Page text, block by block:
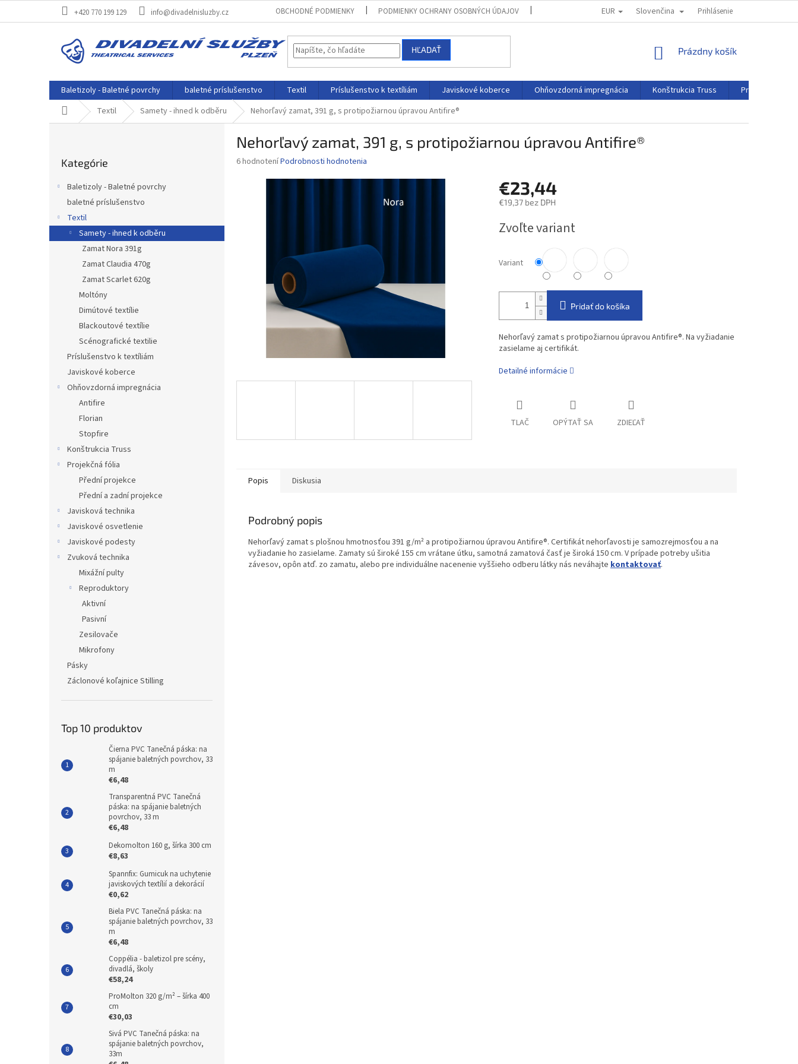
+420 770 199 129 info@divadelnisluzby.cz OBCHODNÉ PODMIENKY PODMIENKY OCHRANY OSOBNÝCH ÚDAJOV REKLAMAČNÝ PORIADOK
EUR Slovenčina Prihlásenie
HĽADAŤ
NÁKUPNÝ
Prázdny košík
Baletizoly - Baletné povrchy baletné príslušenstvo Textil Príslušenstvo k textíliám Javiskové koberce Ohňovzdorná impregnácia Konštrukcia Truss
Projekčná fólia
Domov Textil Samety - ihned k odběru Nehorľavý zamat, 391 g, s protipožiarnou úpravou Antifire®
kategórie
Kategórie
Baletizoly - Baletné povrchy
baletné príslušenstvo
Textil
Samety - ihned k odběru
Zamat Nora 391g
Zamat Claudia 470g
Zamat Scarlet 620g
Moltóny
Dimútové textílie
Blackoutové textílie
Scénografické textilie
Príslušenstvo k textíliám
Javiskové koberce
Ohňovzdorná impregnácia
Antifire
Florian
Stopfire
Konštrukcia Truss
Projekčná fólia
Přední projekce
Přední a zadní projekce
Javisková technika
Javiskové osvetlenie
Javiskové podesty
Zvuková technika
Mixážní pulty
Reproduktory
Aktivní
Pasivní
Zesilovače
Mikrofony
Pásky
Záclonové koľajnice Stilling
Top 10 produktov
Čierna PVC Tanečná páska: na
spájanie baletných povrchov, 33
m
€6,48
Transparentná PVC Tanečná
páska: na spájanie baletných
povrchov, 33 m
€6,48
Dekomolton 160 g, šírka 300 cm
€8,63
Spannfix: Gumicuk na uchytenie
javiskových textílií a dekorácií
€0,62
Biela PVC Tanečná páska: na
spájanie baletných povrchov, 33
m
€6,48
Coppélia - baletizol pre scény,
divadlá, školy
€58,24
ProMolton 320 g/m² – šírka 400
cm
€30,03
Sivá PVC Tanečná páska: na
spájanie baletných povrchov,
33m
Nehorľavý zamat, 391 g, s protipožiarnou úpravou Antifire®
Priemerné
6 hodnoteníPodrobnosti hodnotenia
€23,44
€19,37 bez DPH
cena:
Zvoľte variant
Variant
Pridať do košíka
Nehorľavý zamat s protipožiarnou úpravou Antifire®. Na vyžiadanie
zasielame aj certifikát.
Detailné informácie
TLAČ OPÝTAŤ SA ZDIEĽAŤ
Popis Diskusia
Podrobný popis
Nehorľavý zamat s plošnou hmotnosťou 391 g/m² a protipožiarnou úpravou Antifire®. Certifikát nehorľavosti je samozrejmosťou a na
vyžiadanie ho zasielame. Zamaty sú široké 155 cm vrátane útku, samotná zamatová časť je široká 150 cm. V prípade potreby ušitia
závesov, opôn atď. zo zamatu, alebo pre individuálne nacenenie vyššieho odberu látky nás neváhajte kontaktovať.